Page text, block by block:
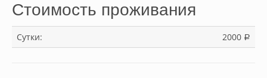
Стоимость проживания
Сутки: 2000 a